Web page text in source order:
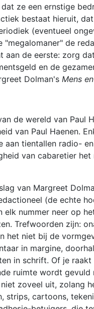
ze een ernstige
bestaat hieruit,
(eventueel
"megalomaner" de
aan de eerste: zorg
en de
Dolman's Mens
de wereld van Paul
van Paul Haenen.
aan tientallen radio-
van cabaretier
van Margreet
(de echte
nummer neer op
Trefwoorden zijn:
het niet bij de
in margine,
in schrift. Of je
ruimte wordt
zoveel uit, zolang
strips, cartoons,